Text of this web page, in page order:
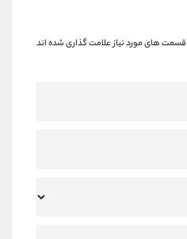
قسمت های مورد نیاز علامت گذاری شده اند